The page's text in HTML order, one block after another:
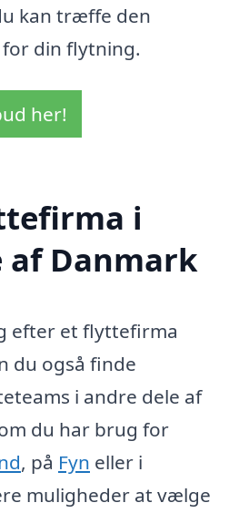
kan træffe den
din flytning.
her!
i
af Danmark
efter et flyttefirma
du også finde
i andre dele af
du har brug for
, på Fyn eller i
muligheder at vælge